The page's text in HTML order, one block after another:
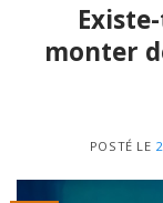
monter
POSTÉ LE